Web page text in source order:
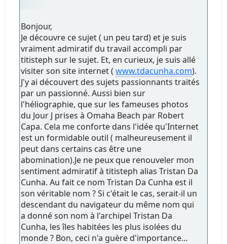
Bonjour,
Je découvre ce sujet ( un peu tard) et je suis
vraiment admiratif du travail accompli par
titisteph sur le sujet. Et, en curieux, je suis allé
visiter son site internet (www.tdacunha.com).
J'y ai découvert des sujets passionnants traités
par un passionné. Aussi bien sur
l'héliographie, que sur les fameuses photos
du Jour J prises à Omaha Beach par Robert
Capa. Cela me conforte dans l'idée qu'Internet
est un formidable outil ( malheureusement il
peut dans certains cas être une
abomination).Je ne peux que renouveler mon
sentiment admiratif à titisteph alias Tristan Da
Cunha. Au fait ce nom Tristan Da Cunha est il
son véritable nom ? Si c'était le cas, serait-il un
descendant du navigateur du même nom qui
a donné son nom à l'archipel Tristan Da
Cunha, les îles habitées les plus isolées du
monde ? Bon, ceci n'a guère d'importance...